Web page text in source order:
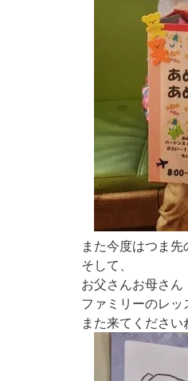
また今度はつま
そして、
お父さんお母さん
ファミリーのレッ
また来てください